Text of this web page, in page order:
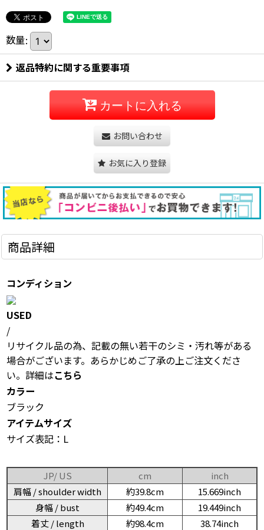
数量:
返品特約に関する重要事項
カートに入れる
お問い合わせ
お気に入り登録
商品詳細
コンディション
USED
/
リサイクル品の為、記載の無い若干のシミ・汚れ等がある
場合がございます。あらかじめご了承の上ご注文くださ
い。詳細はこちら
カラー
ブラック
アイテムサイズ
サイズ表記：L
JP/ US cm
inch
肩幅 / shoulder width
約39.8cm
15.669inch
身幅 / bust
約49.4cm
19.449inch
着丈 / length
約98.4cm
38.74inch